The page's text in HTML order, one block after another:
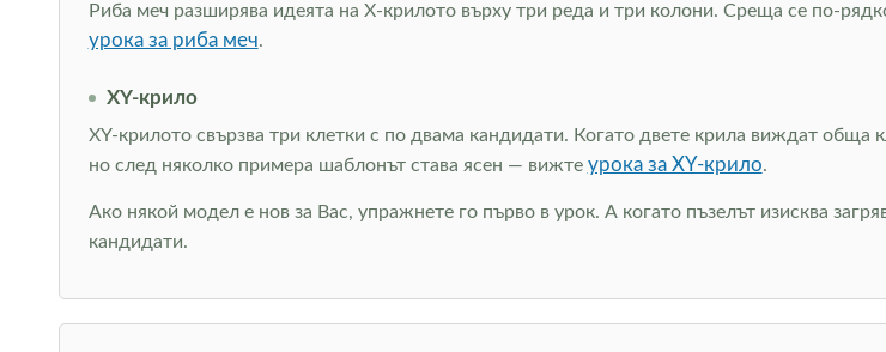
Риба меч разширява идеята на Х-крилото върху три реда и три колони. Среща се по-
урока за риба меч.
XY-крило
XY-крилото свързва три клетки с по двама кандидати. Когато двете крила виждат обща
но след няколко примера шаблонът става ясен — вижте урока за XY-крило.
Ако някой модел е нов за Вас, упражнете го първо в урок. А когато пъзелът изисква
кандидати.